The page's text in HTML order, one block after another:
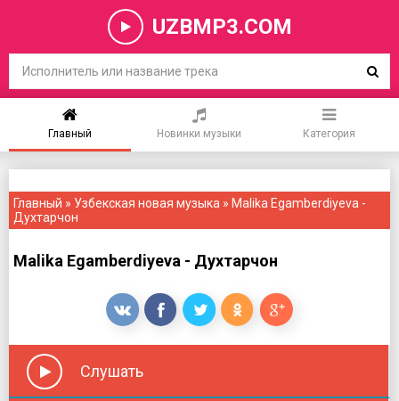
UZBMP3.COM
Главный Новинки музыки Категория
Главный » Узбекская новая музыка » Malika Egamberdiyeva -
Духтарчон
Malika Egamberdiyeva - Духтарчон
Слушать